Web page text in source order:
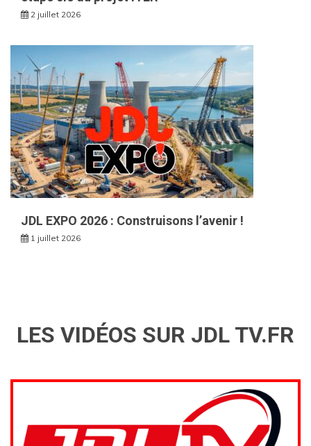
2 juillet 2026
JDL EXPO 2026 : Construisons l’avenir !
1 juillet 2026
LES VIDÉOS SUR JDL TV.FR